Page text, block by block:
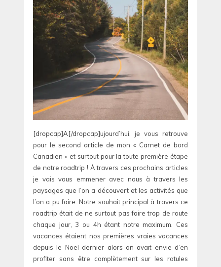
[dropcap]A[/dropcap]ujourd’hui, je vous retrouve
pour le second article de mon « Carnet de bord
Canadien » et surtout pour la toute première étape
de notre roadtrip ! À travers ces prochains articles
je vais vous emmener avec nous à travers les
paysages que l’on a découvert et les activités que
l’on a pu faire. Notre souhait principal à travers ce
roadtrip était de ne surtout pas faire trop de route
chaque jour, 3 ou 4h étant notre maximum. Ces
vacances étaient nos premières vraies vacances
depuis le Noël dernier alors on avait envie d’en
profiter sans être complètement sur les rotules